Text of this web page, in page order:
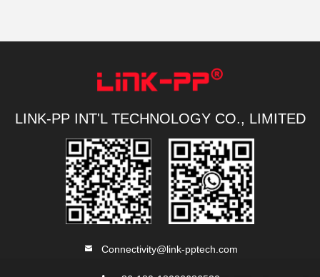
LINK-PP INT'L TECHNOLOGY CO., LIMITED
Connectivity@link-pptech.com